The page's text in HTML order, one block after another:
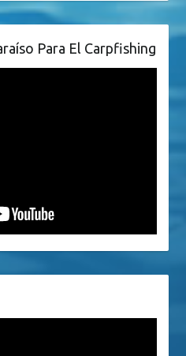
Para El Carpfishing